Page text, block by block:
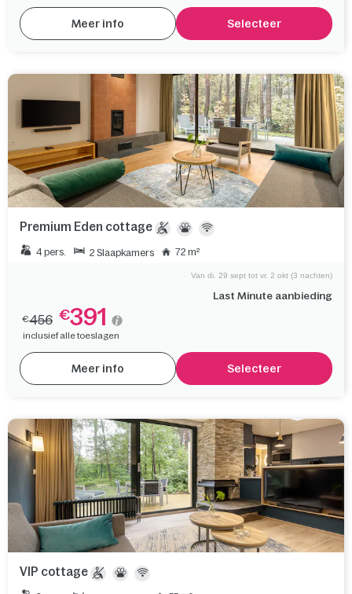
Meer info Selecteer
Premium Eden cottage
4 pers. 2 Slaapkamers 72 m²
Last Minute aanbieding
Van di. 29 sept tot vr. 2 okt (3 nachten)
€456 €391
inclusief alle toeslagen
Meer info Selecteer
VIP cottage